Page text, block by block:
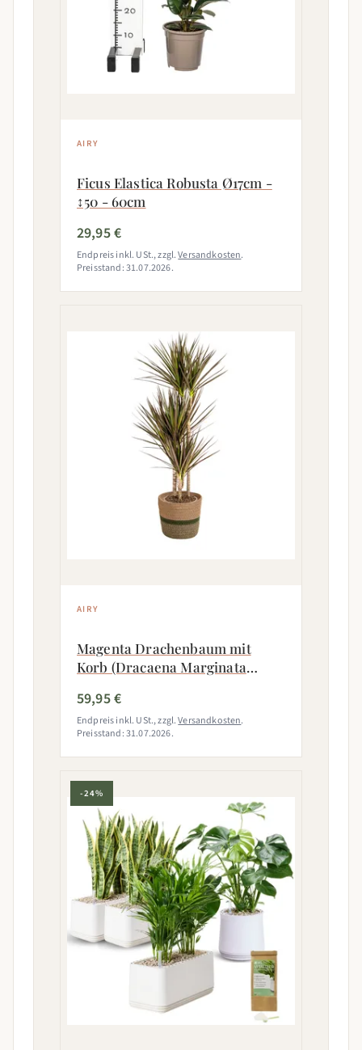
AIRY
Ficus Elastica Robusta Ø17cm -
↕50 - 60cm
29,95 €
Endpreis inkl. USt., zzgl.Versandkosten.
Preisstand: 31.07.2026.
AIRY
Magenta Drachenbaum mit
Korb (Dracaena Marginata
59,95 €
Endpreis inkl. USt., zzgl.Versandkosten.
Preisstand: 31.07.2026.
-24%